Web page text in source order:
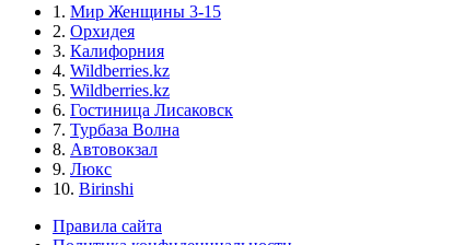
1. Мир Женщины 3-15
2. Орхидея
3. Калифорния
4. Wildberries.kz
5. Wildberries.kz
6. Гостиница Лисаковск
7. Турбаза Волна
8. Автовокзал
9. Люкс
10. Birinshi
Правила сайта